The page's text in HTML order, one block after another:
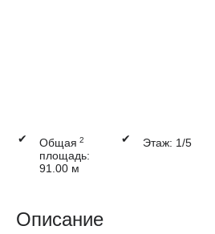
✔
Общая
площадь:
91.00 м
2 ✔ Этаж: 1/5
Описание